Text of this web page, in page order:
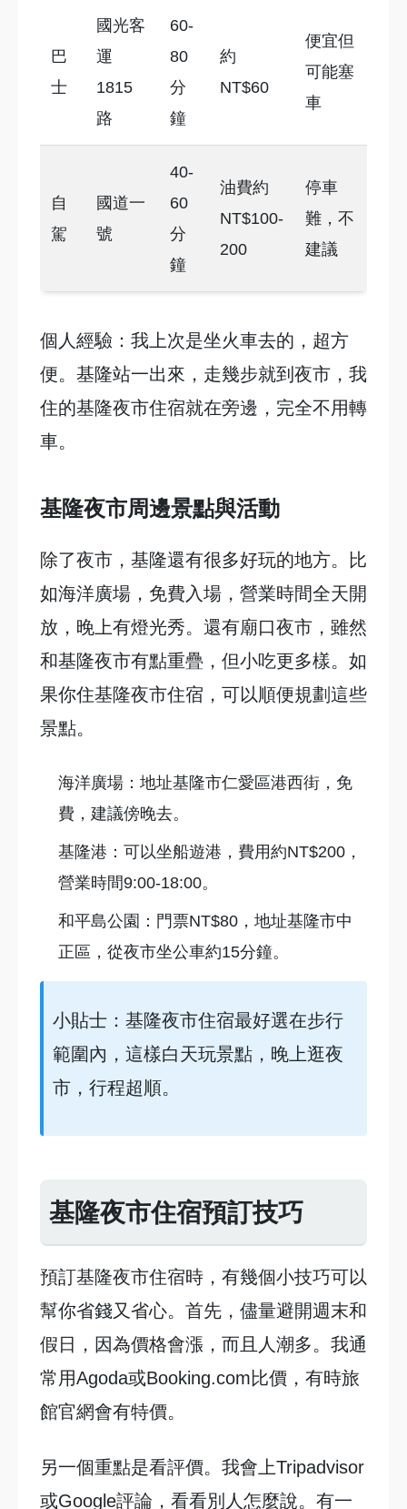
巴
士
國光客
運
1815
路
60-
80
分
鐘
約
NT$60
便宜但
可能塞
車
自
駕
國道一
號
40-
60
分
鐘
油費約
NT$100-
200
停車
難，不
建議
個人經驗：我上次是坐火車去的，超方
便。基隆站一出來，走幾步就到夜市，我
住的基隆夜市住宿就在旁邊，完全不用轉
車。
基隆夜市周邊景點與活動
除了夜市，基隆還有很多好玩的地方。比
如海洋廣場，免費入場，營業時間全天開
放，晚上有燈光秀。還有廟口夜市，雖然
和基隆夜市有點重疊，但小吃更多樣。如
果你住基隆夜市住宿，可以順便規劃這些
景點。
海洋廣場：地址基隆市仁愛區港西街，免
費，建議傍晚去。
基隆港：可以坐船遊港，費用約NT$200，
營業時間9:00-18:00。
和平島公園：門票NT$80，地址基隆市中
正區，從夜市坐公車約15分鐘。
小貼士：基隆夜市住宿最好選在步行
範圍內，這樣白天玩景點，晚上逛夜
市，行程超順。
基隆夜市住宿預訂技巧
預訂基隆夜市住宿時，有幾個小技巧可以
幫你省錢又省心。首先，儘量避開週末和
假日，因為價格會漲，而且人潮多。我通
常用Agoda或Booking.com比價，有時旅
館官網會有特價。
另一個重點是看評價。我會上Tripadvisor
或Google評論，看看別人怎麼說。有一